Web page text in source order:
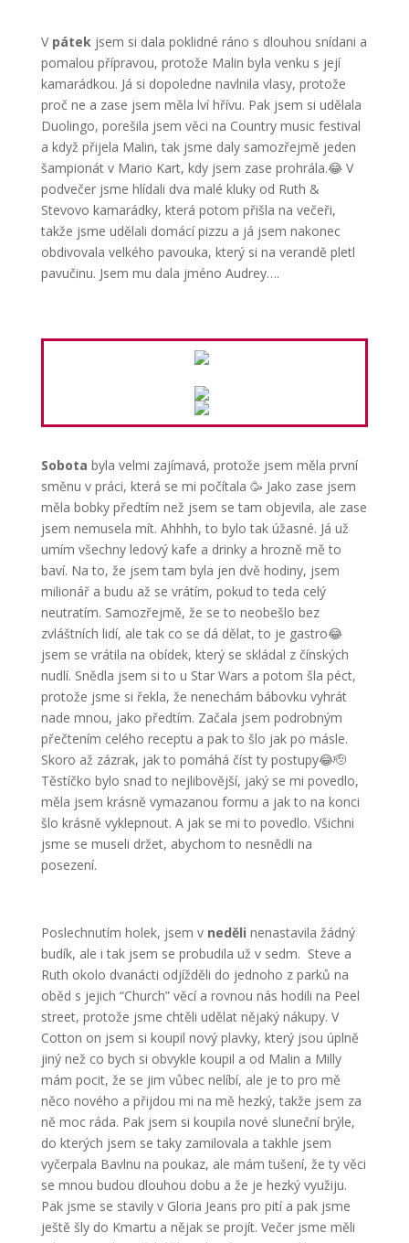
V pátek jsem si dala poklidné ráno s dlouhou snídani a
pomalou přípravou, protože Malin byla venku s její
kamarádkou. Já si dopoledne navlnila vlasy, protože
proč ne a zase jsem měla lví hřívu. Pak jsem si udělala
Duolingo, porešila jsem věci na Country music festival
a když přijela Malin, tak jsme daly samozřejmě jeden
šampionát v Mario Kart, kdy jsem zase prohrála.😂 V
podvečer jsme hlídali dva malé kluky od Ruth &
Stevovo kamarádky, která potom přišla na večeři,
takže jsme udělali domácí pizzu a já jsem nakonec
obdivovala velkého pavouka, který si na verandě pletl
pavučinu. Jsem mu dala jméno Audrey….
Sobota byla velmi zajímavá, protože jsem měla první
směnu v práci, která se mi počítala 🥳 Jako zase jsem
měla bobky předtím než jsem se tam objevila, ale zase
jsem nemusela mít. Ahhhh, to bylo tak úžasné. Já už
umím všechny ledový kafe a drinky a hrozně mě to
baví. Na to, že jsem tam byla jen dvě hodiny, jsem
milionář a budu až se vrátím, pokud to teda celý
neutratím. Samozřejmě, že se to neobešlo bez
zvláštních lidí, ale tak co se dá dělat, to je gastro😂
jsem se vrátila na obídek, který se skládal z čínských
nudlí. Snědla jsem si to u Star Wars a potom šla péct,
protože jsme si řekla, že nenechám bábovku vyhrát
nade mnou, jako předtím. Začala jsem podrobným
přečtením celého receptu a pak to šlo jak po másle.
Skoro až zázrak, jak to pomáhá číst ty postupy😂🫡
Těstíčko bylo snad to nejlibovější, jaký se mi povedlo,
měla jsem krásně vymazanou formu a jak to na konci
šlo krásně vyklepnout. A jak se mi to povedlo. Všichni
jsme se museli držet, abychom to nesnědli na
posezení.
Poslechnutím holek, jsem v neděli nenastavila žádný
budík, ale i tak jsem se probudila už v sedm. Steve a
Ruth okolo dvanácti odjížděli do jednoho z parků na
oběd s jejich “Church” věcí a rovnou nás hodili na Peel
street, protože jsme chtěli udělat nějaký nákupy. V
Cotton on jsem si koupil nový plavky, který jsou úplně
jiný než co bych si obvykle koupil a od Malin a Milly
mám pocit, že se jim vůbec nelíbí, ale je to pro mě
něco nového a přijdou mi na mě hezký, takže jsem za
ně moc ráda. Pak jsem si koupila nové sluneční brýle,
do kterých jsem se taky zamilovala a takhle jsem
vyčerpala Bavlnu na poukaz, ale mám tušení, že ty věci
se mnou budou dlouhou dobu a že je hezký využiju.
Pak jsme se stavily v Gloria Jeans pro pití a pak jsme
ještě šly do Kmartu a nějak se projít. Večer jsme měli